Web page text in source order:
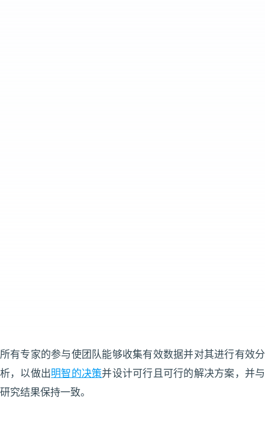
所有专家的参与使团队能够收集有效数据并对其进行有效分
析，以做出明智的决策并设计可行且可行的解决方案，并与
研究结果保持一致。